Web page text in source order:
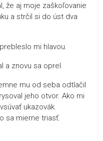
že aj moje zaškoľovanie
a strčil si do úst dva
mi hlavou.
a znovu sa oprel.
mu od seba odtlačil
jeho otvor. Ako mi
ukazovák.
sa mierne triasť.